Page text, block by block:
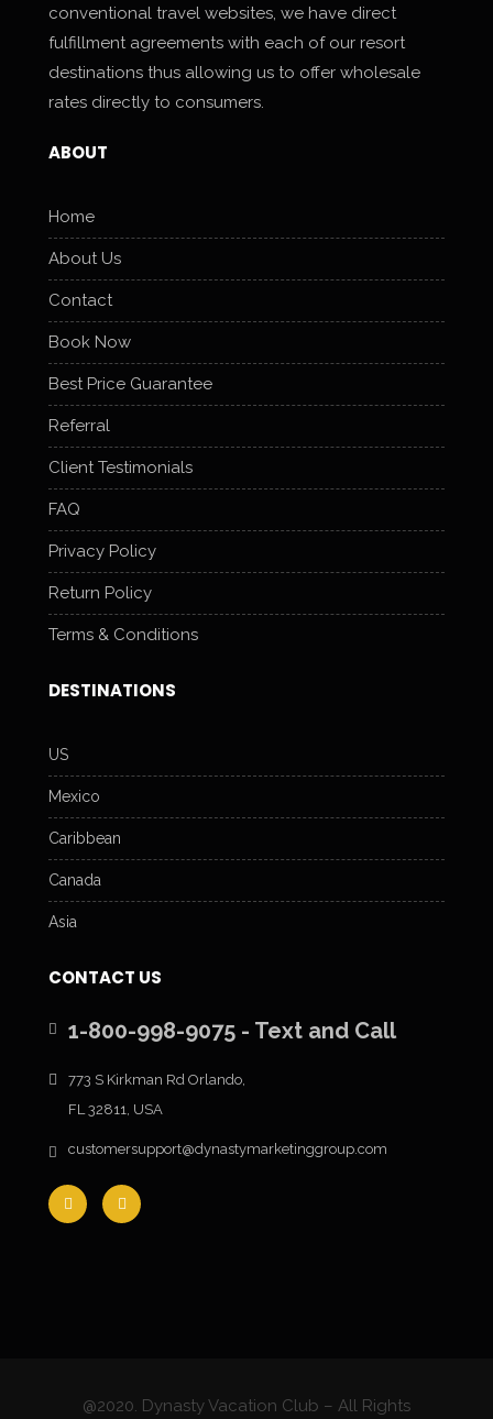
conventional travel websites, we have direct
fulfillment agreements with each of our resort
destinations thus allowing us to offer wholesale
rates directly to consumers.
ABOUT
Home
About Us
Contact
Book Now
Best Price Guarantee
Referral
Client Testimonials
FAQ
Privacy Policy
Return Policy
Terms & Conditions
DESTINATIONS
US
Mexico
Caribbean
Canada
Asia
CONTACT US
1-800-998-9075 - Text and Call
773 S Kirkman Rd Orlando,
FL 32811, USA
customersupport@dynastymarketinggroup.com
@2020. Dynasty Vacation Club – All Rights